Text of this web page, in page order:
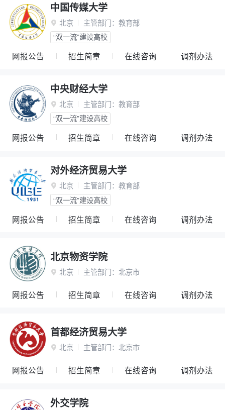
中国传媒大学
 北京 主管部门： 教育部
“双一流”建设高校
网报公告 招生简章 在线咨询 调剂办法
中央财经大学
 北京 主管部门： 教育部
“双一流”建设高校
网报公告 招生简章 在线咨询 调剂办法
对外经济贸易大学
 北京 主管部门： 教育部
“双一流”建设高校
网报公告 招生简章 在线咨询 调剂办法
北京物资学院
 北京 主管部门： 北京市
网报公告 招生简章 在线咨询 调剂办法
首都经济贸易大学
 北京 主管部门： 北京市
网报公告 招生简章 在线咨询 调剂办法
外交学院